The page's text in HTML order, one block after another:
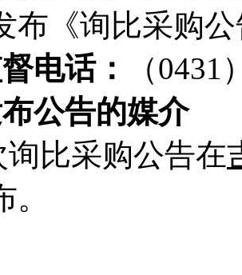
布《询比采购
电话：
（0431
公告的媒介
询比采购公告在
。